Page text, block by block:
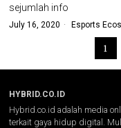
sejumlah info
July 16, 2020 Esports
1
HYBRID.CO.ID
Hybrid.co.id adalah media
terkait gaya hidup digital.